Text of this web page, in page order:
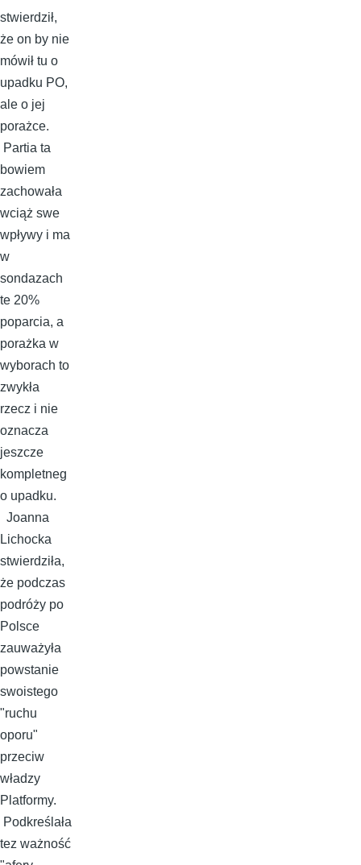
stwierdził,
że on by nie
mówił tu o
upadku PO,
ale o jej
porażce.
Partia ta
bowiem
zachowała
wciąż swe
wpływy i ma
w
sondazach
te 20%
poparcia, a
porażka w
wyborach to
zwykła
rzecz i nie
oznacza
jeszcze
kompletneg
o upadku.
Joanna
Lichocka
stwierdziła,
że podczas
podróży po
Polsce
zauważyła
powstanie
swoistego
"ruchu
oporu"
przeciw
władzy
Platformy.
Podkreślała
tez ważność